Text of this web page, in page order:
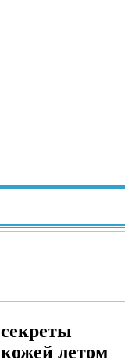
кожей летом